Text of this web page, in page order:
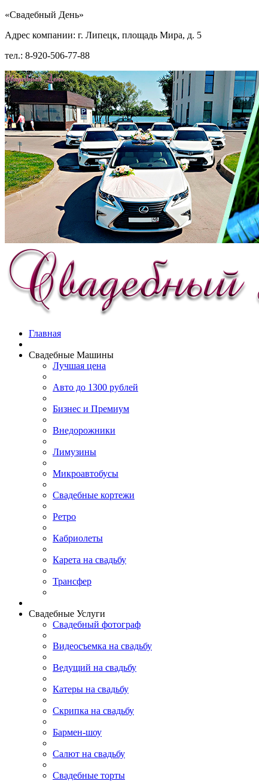
«Свадебный День»
Адрес компании: г. Липецк, площадь Мира, д. 5
тел.: 8-920-506-77-88
Главная
Свадебные Машины
Лучшая цена
Авто до 1300 рублей
Бизнес и Премиум
Внедорожники
Лимузины
Микроавтобусы
Свадебные кортежи
Ретро
Кабриолеты
Карета на свадьбу
Трансфер
Свадебные Услуги
Свадебный фотограф
Видеосъемка на свадьбу
Ведущий на свадьбу
Катеры на свадьбу
Скрипка на свадьбу
Бармен-шоу
Салют на свадьбу
Свадебные торты